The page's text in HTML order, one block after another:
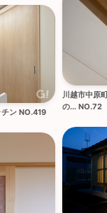
川越市中原
の... NO.72
ン NO.419